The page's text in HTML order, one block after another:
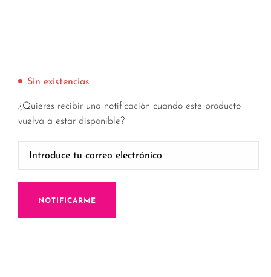
Sin existencias
¿Quieres recibir una notificación cuando este producto
vuelva a estar disponible?
NOTIFICARME